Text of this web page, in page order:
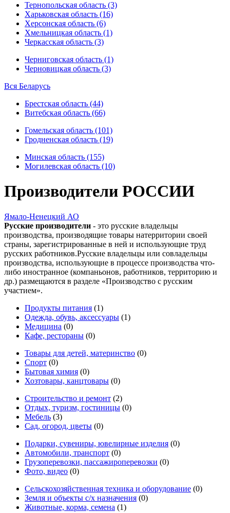
Тернопольская область (3)
Харьковская область (16)
Херсонская область (6)
Хмельницкая область (1)
Черкасская область (3)
Черниговская область (1)
Черновицкая область (3)
Вся Беларусь
Брестская область (44)
Витебская область (66)
Гомельская область (101)
Гродненская область (19)
Минская область (155)
Могилевская область (10)
Производители РОССИИ
Ямало-Ненецкий АО
Русские производители - это русские владельцы
производства, производящие товары натерритории своей
страны, зарегистрированные в ней и использующие труд
русских работников.Русские владельцы или совладельцы
производства, использующие в процессе производства что-
либо иностранное (компаньонов, работников, территорию и
др.) размещаются в разделе «Производство с русским
участием».
Продукты питания (1)
Одежда, обувь, аксессуары (1)
Медицина (0)
Кафе, рестораны (0)
Товары для детей, материнство (0)
Спорт (0)
Бытовая химия (0)
Хозтовары, канцтовары (0)
Строительство и ремонт (2)
Отдых, туризм, гостиницы (0)
Мебель (3)
Сад, огород, цветы (0)
Подарки, сувениры, ювелирные изделия (0)
Автомобили, транспорт (0)
Грузоперевозки, пассажироперевозки (0)
Фото, видео (0)
Сельскохозяйственная техника и оборудование (0)
Земля и объекты с/х назначения (0)
Животные, корма, семена (1)